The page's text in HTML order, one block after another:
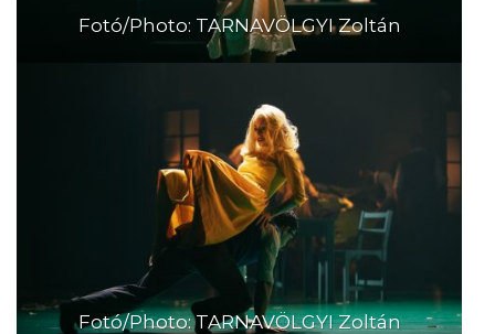
Fotó/Photo: TARNAVÖLGYI Zoltán
Fotó/Photo: TARNAVÖLGYI Zoltán